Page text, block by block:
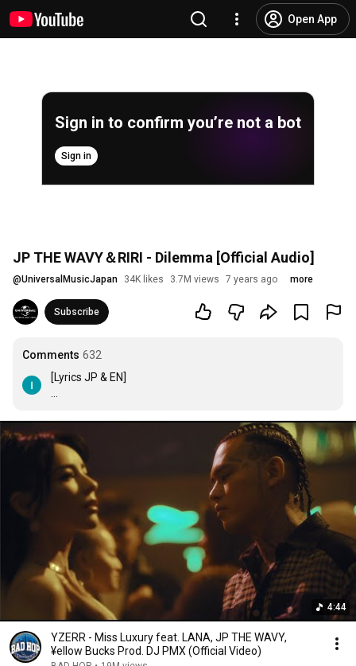
Open App
Sign in to confirm you’re not a bot
Sign in
JP THE WAVY＆RIRI - Dilemma [Official Audio]
@UniversalMusicJapan 34K likes 3.7M views 7 years ago more
Subscribe
Comments 632
[Lyrics JP & EN]
止められない,    love you, I do
Need you
[chorus]
No matter what I do
All I think about is you
Even when I’m with my boo
君の瞳に  crazy over you
No matter what I do
All I think about is you
Even when I’m with my boo
染めないで  crazy over you
最近よく見る君
話す度にまた気に
4:44
YZERR - Miss Luxury feat. LANA, JP THE WAVY,
¥ellow Bucks Prod. DJ PMX (Official Video)